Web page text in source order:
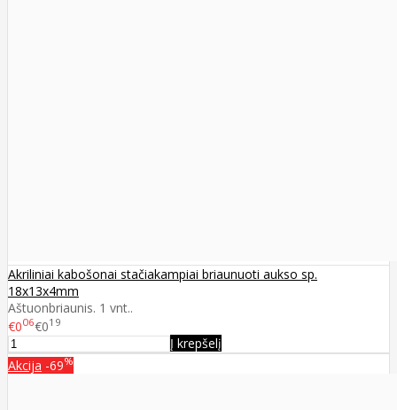
Akriliniai kabošonai stačiakampiai briaunuoti aukso sp.
18x13x4mm
Aštuonbriaunis. 1 vnt..
€006€019
Į krepšelį
Akcija -69%